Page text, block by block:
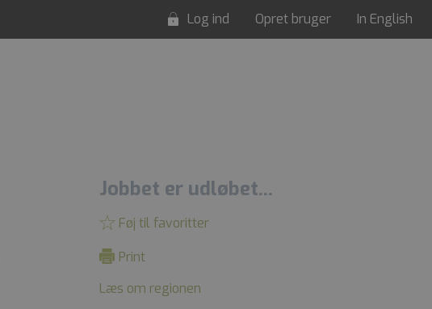
Log ind Opret bruger In English
Jobbet er udløbet...
Føj til favoritter
Print
Læs om regionen